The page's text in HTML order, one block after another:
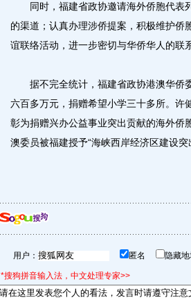
同时，福建省政协邀请海外侨胞代表
的渠道；认真办理涉侨提案，积极维护侨
谊联络活动，进一步密切与华侨华人的联
据不完全统计，福建省政协港澳华侨
六百多万元，捐赠希望小学三十多所。许
彰为捐赠兴办公益事业突出贡献的海外侨
澳委员被福建授予“海峡西岸经济区建设突
用户： 匿名 隐藏
*搜狗拼音输入法，中文处理专家>>